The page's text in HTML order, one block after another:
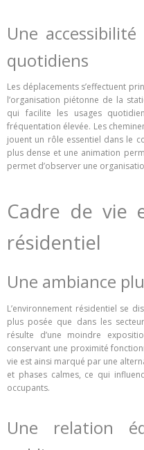
Une
quotidiens
Les déplacements s’effectuent
l’organisation piétonne de la
qui facilite les usages
fréquentation élevée. Les
jouent un rôle essentiel dans le
plus dense et une animation
permet d’observer une
Cadre de vie
résidentiel
Une ambiance
L’environnement résidentiel se
plus posée que dans les
résulte d’une moindre
conservant une proximité
vie est ainsi marqué par une
et phases calmes, ce qui
occupants.
Une relation